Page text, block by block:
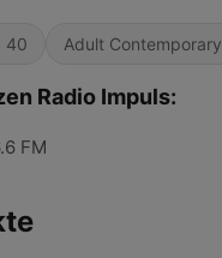
40 Adult Contemporary
Radio Impuls:
FM